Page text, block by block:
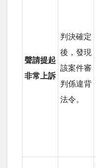
聲請提起
非常上訴
判決確定
後，發現
該案件審
判係違背
法令。